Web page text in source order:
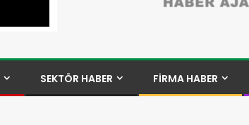
SEKTÖR HABER FİRMA HABER